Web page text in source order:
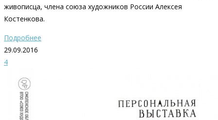
живописца, члена союза художников России Алексея
Костенкова.
Подробнее
29.09.2016
4